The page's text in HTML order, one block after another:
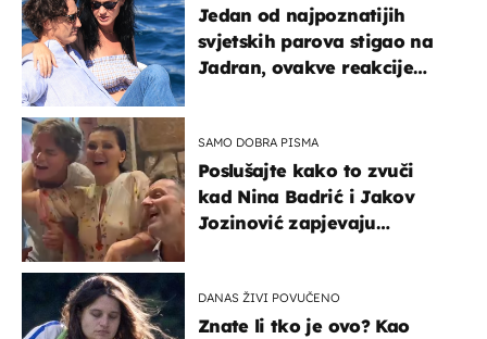
Jedan od najpoznatijih
svjetskih parova stigao na
Jadran, ovakve reakcije
SAMO DOBRA PISMA
Poslušajte kako to zvuči
kad Nina Badrić i Jakov
Jozinović zapjevaju
DANAS ŽIVI POVUČENO
Znate li tko je ovo? Kao